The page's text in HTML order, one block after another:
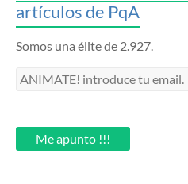
artículos de PqA
Somos una élite de 2.927.
ANIMATE!
email.Me apunto !!!